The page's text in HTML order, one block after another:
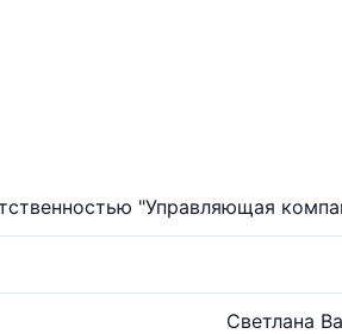
"Управляющая
Светлана